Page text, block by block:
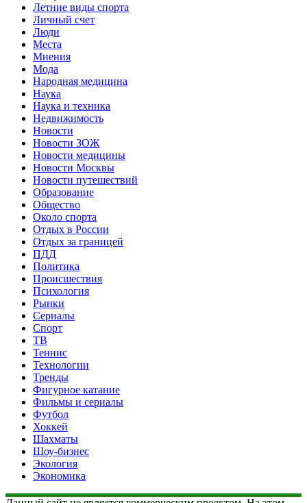
Летние виды спорта
Личный счет
Люди
Места
Мнения
Мода
Народная медицина
Наука
Наука и техника
Недвижимость
Новости
Новости ЗОЖ
Новости медицины
Новости Москвы
Новости путешествий
Образование
Общество
Около спорта
Отдых в России
Отдых за границей
ПДД
Политика
Происшествия
Психология
Рынки
Сериалы
Спорт
ТВ
Теннис
Технологии
Тренды
Фигурное катание
Фильмы и сериалы
Футбол
Хоккей
Шахматы
Шоу-бизнес
Экология
Экономика